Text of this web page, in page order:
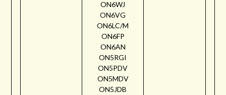
ON6WJ
ON6VG
ON6LC/M
ON6FP
ON6AN
ON5RGI
ON5PDV
ON5MDV
ON5JDB